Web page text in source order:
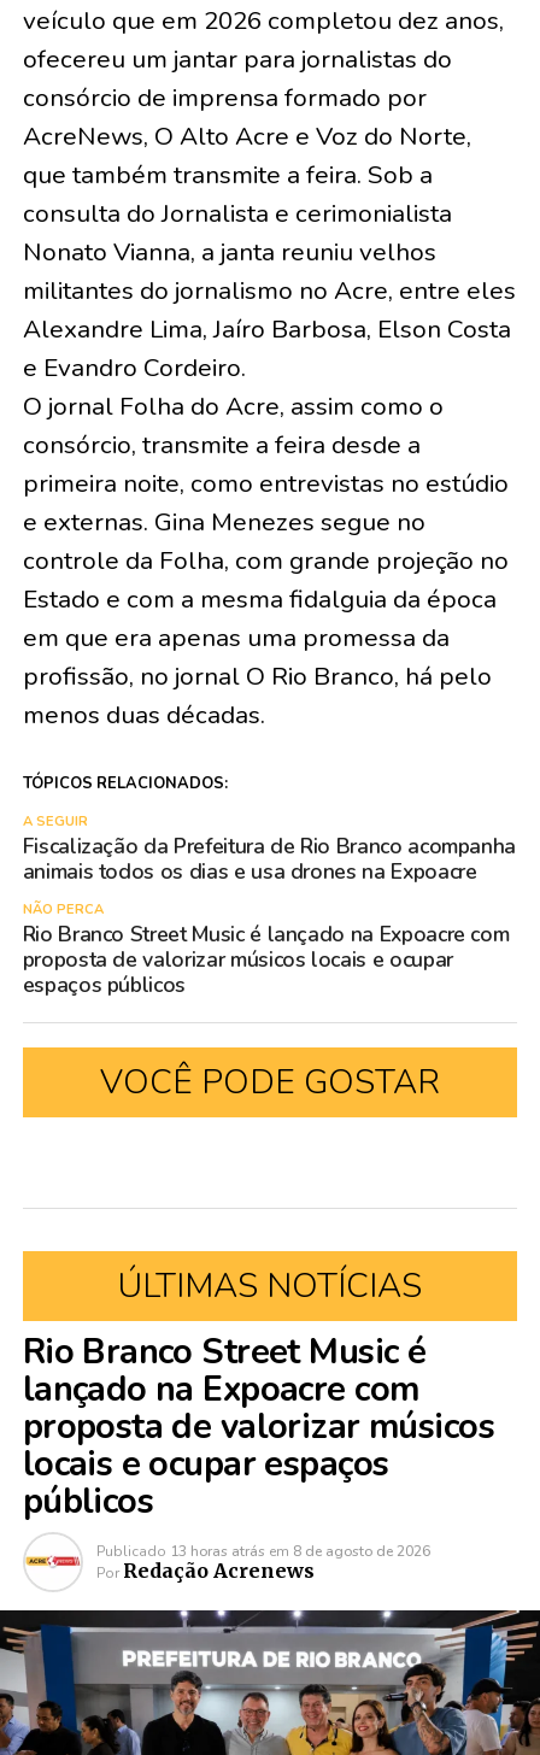
veículo que em 2026 completou dez anos,
ofecereu um jantar para jornalistas do
consórcio de imprensa formado por
AcreNews, O Alto Acre e Voz do Norte,
que também transmite a feira. Sob a
consulta do Jornalista e cerimonialista
Nonato Vianna, a janta reuniu velhos
militantes do jornalismo no Acre, entre eles
Alexandre Lima, Jaíro Barbosa, Elson Costa
e Evandro Cordeiro.
O jornal Folha do Acre, assim como o
consórcio, transmite a feira desde a
primeira noite, como entrevistas no estúdio
e externas. Gina Menezes segue no
controle da Folha, com grande projeção no
Estado e com a mesma fidalguia da época
em que era apenas uma promessa da
profissão, no jornal O Rio Branco, há pelo
menos duas décadas.
TÓPICOS RELACIONADOS:
A SEGUIR
Fiscalização da Prefeitura de Rio Branco acompanha
animais todos os dias e usa drones na Expoacre
NÃO PERCA
Rio Branco Street Music é lançado na Expoacre com
proposta de valorizar músicos locais e ocupar
espaços públicos
VOCÊ PODE GOSTAR
ÚLTIMAS NOTÍCIAS
Rio Branco Street Music é
lançado na Expoacre com
proposta de valorizar músicos
locais e ocupar espaços
públicos
Publicado 13 horas atrás em 8 de agosto de 2026
Por Redação Acrenews